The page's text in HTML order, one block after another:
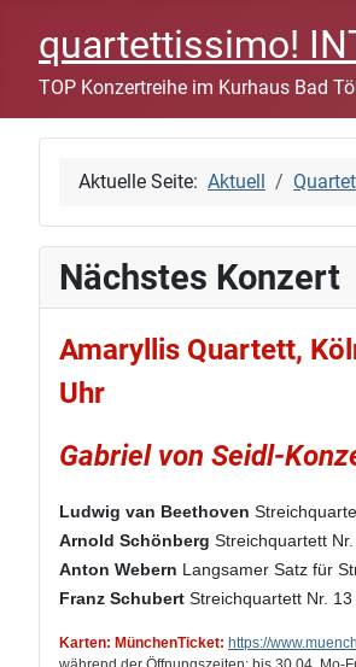
quartettissimo!
TOP Konzertreihe im Kurhaus Bad
Aktuelle Seite: Aktuell
Nächstes Konzert
Amaryllis Quartett,
Uhr
Gabriel von Seidl-
Ludwig van Beethoven
Arnold Schönberg Streichquartett
Anton Webern Langsamer Satz für
Franz Schubert Streichquartett Nr.
Karten: MünchenTicket: https://